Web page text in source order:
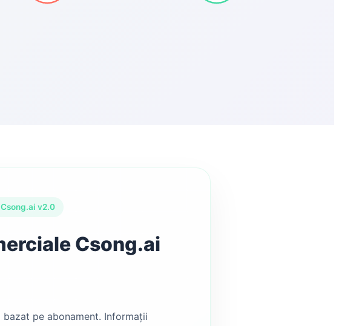
v2.0
Csong.ai
pe abonament. Informații